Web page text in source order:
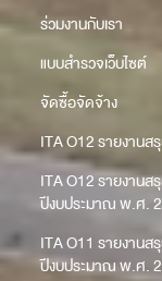
ร่วมงานกับเรา
แบบสำรวจเว็บไซต์
จัดซื้อจัดจ้าง
ITA O12 รายงาน
ITA O12 รายงาน
ปีงบประมาณ พ.ศ.
ITA O11 รายงาน
ปีงบประมาณ พ.ศ.